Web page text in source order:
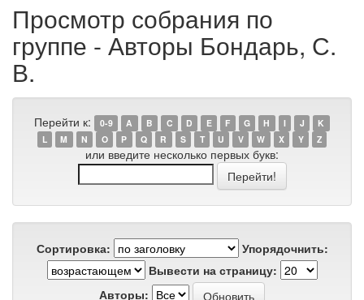
Просмотр собрания по
группе - Авторы Бондарь, С.
В.
Перейти к: 0-9 A B C D E F G H I J
K
L
M N O P Q R S T U V W X Y Z
или введите несколько первых букв:
Сортировка:
Упорядочнить:
Вывести на страницу:
Авторы: